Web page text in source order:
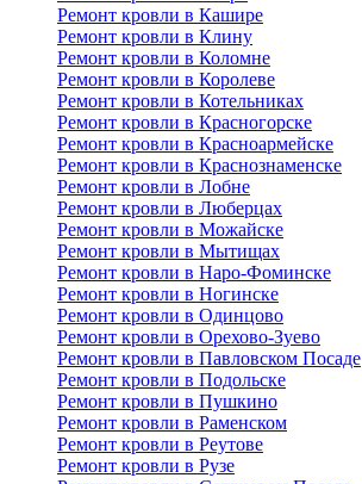
Ремонт кровли в Кашире
Ремонт кровли в Клину
Ремонт кровли в Коломне
Ремонт кровли в Королеве
Ремонт кровли в Котельниках
Ремонт кровли в Красногорске
Ремонт кровли в Красноармейске
Ремонт кровли в Краснознаменске
Ремонт кровли в Лобне
Ремонт кровли в Люберцах
Ремонт кровли в Можайске
Ремонт кровли в Мытищах
Ремонт кровли в Наро-Фоминске
Ремонт кровли в Ногинске
Ремонт кровли в Одинцово
Ремонт кровли в Орехово-Зуево
Ремонт кровли в Павловском Посаде
Ремонт кровли в Подольске
Ремонт кровли в Пушкино
Ремонт кровли в Раменском
Ремонт кровли в Реутове
Ремонт кровли в Рузе